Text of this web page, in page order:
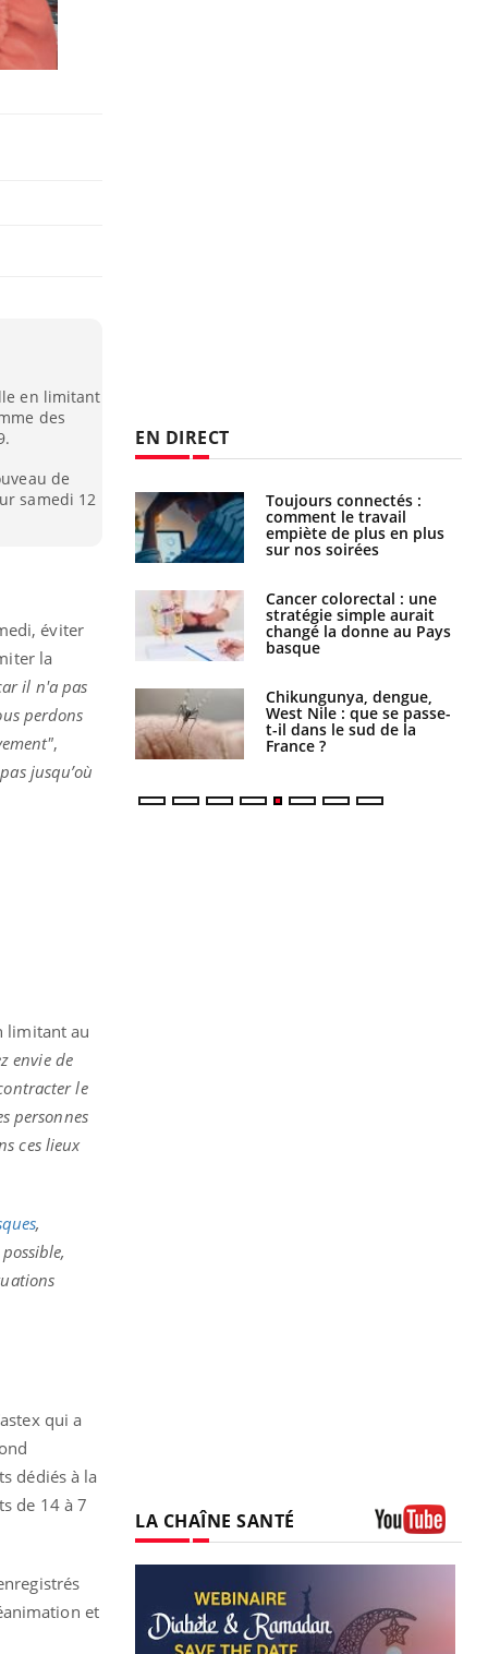
en limitant
des
de
samedi 12
éviter
la
il n'a pas
perdons
,
jusqu’où
limitant au
envie de
le
personnes
ces lieux
,
qui a
dédiés à la
de 14 à 7
et
EN DIRECT
connectés :
donne au Pays
dengue,
: que se passe-
le sud de la
Les médicaments GLP-1
protègent-ils aussi les os
?
Cytomégalovirus : ce qui
change dans la prise en
charge des femmes
enceintes
La sieste empêche-t-elle
de dormir la nuit ?
LA CHAÎNE SANTÉ